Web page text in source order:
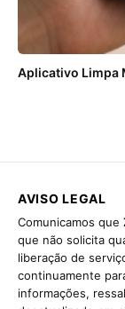
Aplicativo Limpa
AVISO LEGAL
Comunicamos que
que não solicita
liberação de
continuamente
informações,